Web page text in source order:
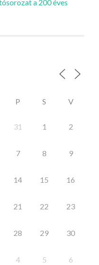
a 200 éves
P S V
31 1 2
7 8 9
14 15 16
21 22 23
28 29 30
4 5 6